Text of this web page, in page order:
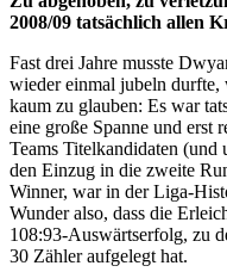
2008/09 tatsächlich allen
Fast drei Jahre musste
wieder einmal jubeln
kaum zu glauben: Es war
eine große Spanne und erst
Teams Titelkandidaten
den Einzug in die zweite
Winner, war in der Liga-
Wunder also, dass die
108:93-Auswärtserfolg, zu
30 Zähler aufgelegt hat.